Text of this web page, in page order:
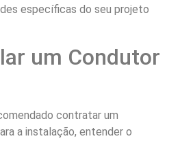
específicas do seu projeto
um Condutor
contratar um
a instalação, entender o